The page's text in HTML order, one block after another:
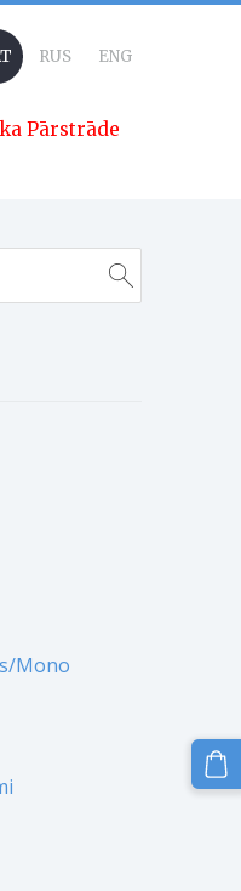
Pārstrāde
RUS ENG
Mono